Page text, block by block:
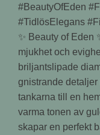
✨ Beauty of Eden
mjukhet och
briljantslipade
gnistrande
tankarna till en
varma tonen av
skapar en perfekt